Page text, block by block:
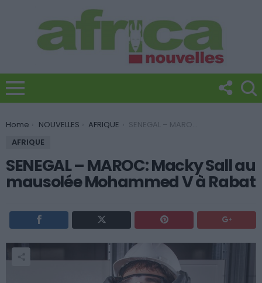
You are here:
Home NOUVELLES AFRIQUE
SENEGAL – MAROC: Macky Sall au mausolée Mohammed V à Rabat
AFRIQUE
SENEGAL – MAROC: Macky Sall au
mausolée Mohammed V à Rabat